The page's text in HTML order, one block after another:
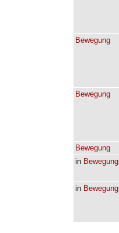
Bewegung
Bewegung
Bewegung
in Bewegung
in Bewegung